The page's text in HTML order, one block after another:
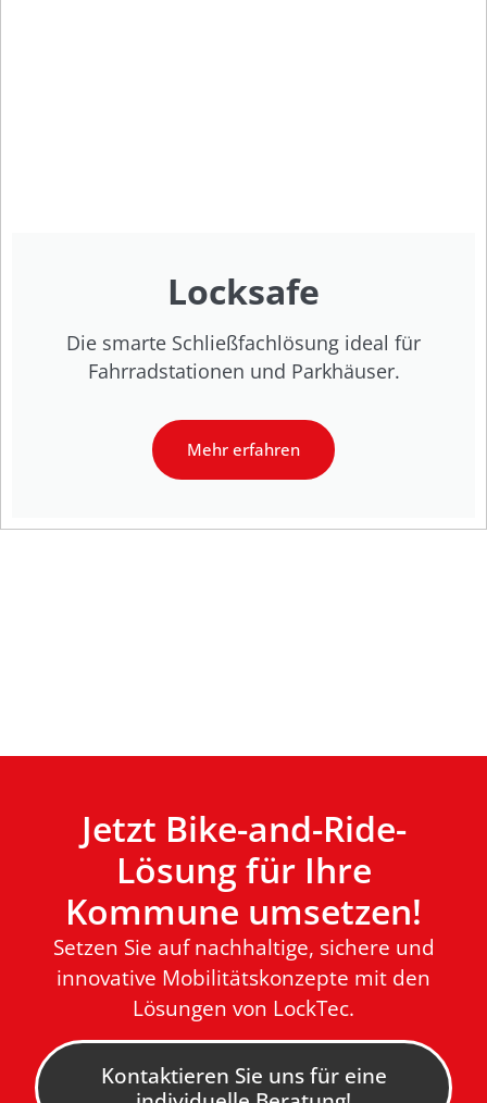
Locksafe
Die smarte Schließfachlösung ideal für
Fahrradstationen und Parkhäuser.
Mehr erfahren
Jetzt Bike-and-Ride-
Lösung für Ihre
Kommune umsetzen!
Setzen Sie auf nachhaltige, sichere und
innovative Mobilitätskonzepte mit den
Lösungen von LockTec.
Kontaktieren Sie uns für eine